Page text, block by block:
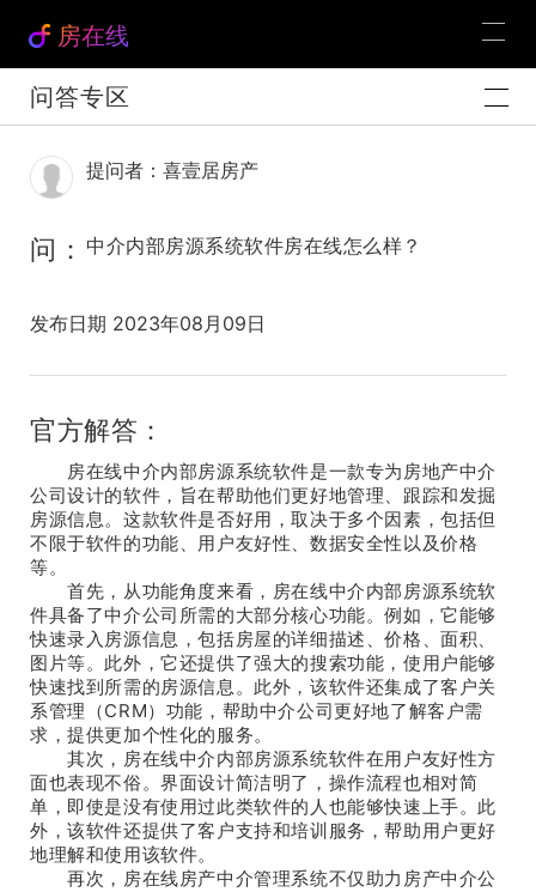
房在线
问答专区
提问者：喜壹居房产
问： 中介内部房源系统软件房在线怎么样？
发布日期 2023年08月09日
官方解答：
房在线中介内部房源系统软件是一款专为房地产中介
公司设计的软件，旨在帮助他们更好地管理、跟踪和发掘
房源信息。这款软件是否好用，取决于多个因素，包括但
不限于软件的功能、用户友好性、数据安全性以及价格
等。
首先，从功能角度来看，房在线中介内部房源系统软
件具备了中介公司所需的大部分核心功能。例如，它能够
快速录入房源信息，包括房屋的详细描述、价格、面积、
图片等。此外，它还提供了强大的搜索功能，使用户能够
快速找到所需的房源信息。此外，该软件还集成了客户关
系管理（CRM）功能，帮助中介公司更好地了解客户需
求，提供更加个性化的服务。
其次，房在线中介内部房源系统软件在用户友好性方
面也表现不俗。界面设计简洁明了，操作流程也相对简
单，即使是没有使用过此类软件的人也能够快速上手。此
外，该软件还提供了客户支持和培训服务，帮助用户更好
地理解和使用该软件。
再次，房在线房产中介管理系统不仅助力房产中介公